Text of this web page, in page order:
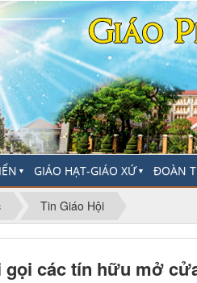
▼ GIÁO HẠT-GIÁO XỨ▼ ĐOÀN
Tin Giáo Hội
các tín hữu mở